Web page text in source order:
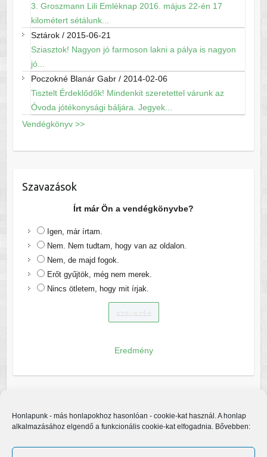
Honlapunk - más honlapokhoz hasonlóan - cookie-kat használ. A honlap
alkalmazásához elgendő a funkcionális cookie-kat elfogadnia. Bővebben:
3. Groszmann Lili Emléknap 2016. május 22-én 17
kilométert sétálunk...
Sztárok/ 2015-06-21
Sziasztok! Nagyon jó farmoson lakni a pálya is nagyon
jó...
Poczokné Blanár Gabr/ 2014-02-06
Tisztelt Érdeklődők! Mindenkit szeretettel várunk az
Óvoda jótékonysági báljára. Jegyek...
Vendégkönyv >>
Szavazások
Írt már Ön a vendégkönyvbe?
Igen, már írtam.
Nem. Nem tudtam, hogy van az oldalon.
Nem, de majd fogok.
Erőt gyűjtök, még nem merek.
Nincs ötletem, hogy mit írjak.
Eredmény